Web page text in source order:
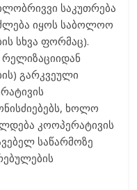
საკუთრება
იყოს საბოლოო
სხვა ფორმაც).
გარკვეული
ხოლო
კოოპერატივის
საწარმოზე